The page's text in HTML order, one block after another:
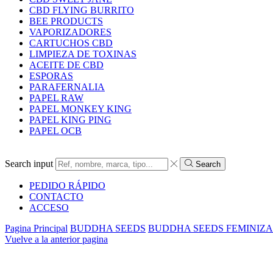
CBD FLYING BURRITO
BEE PRODUCTS
VAPORIZADORES
CARTUCHOS CBD
LIMPIEZA DE TOXINAS
ACEITE DE CBD
ESPORAS
PARAFERNALIA
PAPEL RAW
PAPEL MONKEY KING
PAPEL KING PING
PAPEL OCB
Search input Search
PEDIDO RÁPIDO
CONTACTO
ACCESO
Pagina Principal BUDDHA SEEDS BUDDHA SEEDS
Vuelve a la anterior pagina